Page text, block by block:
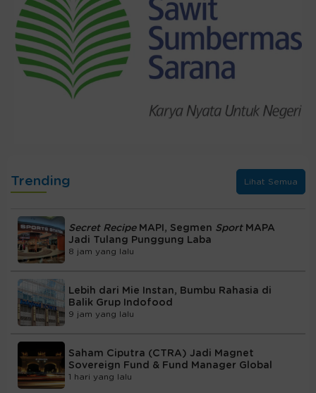
Trending Lihat Semua
Secret RecipeMAPI, Segmen Sport MAPA
Jadi Tulang Punggung Laba
8 jam yang lalu
Lebih dari Mie Instan, Bumbu Rahasia di
Balik Grup Indofood
9 jam yang lalu
Saham Ciputra (CTRA) Jadi Magnet
Sovereign Fund & Fund Manager Global
1 hari yang lalu